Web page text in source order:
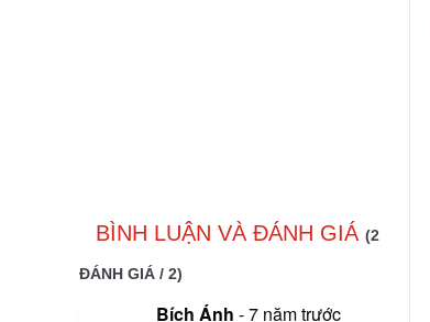
BÌNH LUẬN VÀ ĐÁNH GIÁ (2
ĐÁNH GIÁ / 2)
Bích Ánh -7 năm trước